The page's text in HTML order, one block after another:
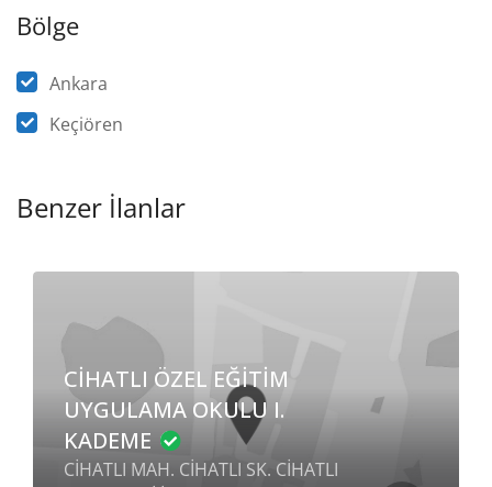
Bölge
Ankara
Keçiören
Benzer İlanlar
CİHATLI ÖZEL EĞİTİM
UYGULAMA OKULU I.
KADEME
CİHATLI MAH. CİHATLI SK. CİHATLI